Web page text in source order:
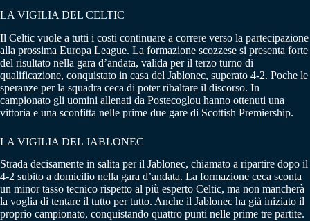
LA VIGILIA DEL CELTIC
Il Celtic vuole a tutti i costi continuare a correre verso la partecipazione
alla prossima Europa League. La formazione scozzese si presenta forte
del risultato nella gara d’andata, valida per il terzo turno di
qualificazione, conquistato in casa del Jablonec, superato 4-2. Poche le
speranze per la squadra ceca di poter ribaltare il discorso. In
campionato gli uomini allenati da Postecoglou hanno ottenuti una
vittoria e una sconfitta nelle prime due gare di Scottish Premiership.
LA VIGILIA DEL JABLONEC
Strada decisamente in salita per il Jablonec, chiamato a ripartire dopo il
4-2 subito a domicilio nella gara d’andata. La formazione ceca sconta
un minor tasso tecnico rispetto al più esperto Celtic, ma non mancherà
la voglia di tentare il tutto per tutto. Anche il Jablonec ha già iniziato il
proprio campionato, conquistando quattro punti nelle prime tre partite.